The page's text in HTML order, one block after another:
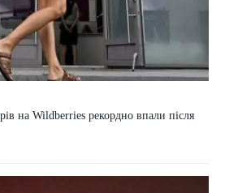
на Wildberries рекордно впали після